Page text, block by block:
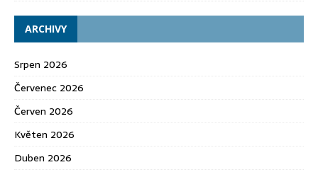
ARCHIVY
Srpen 2026
Červenec 2026
Červen 2026
Květen 2026
Duben 2026